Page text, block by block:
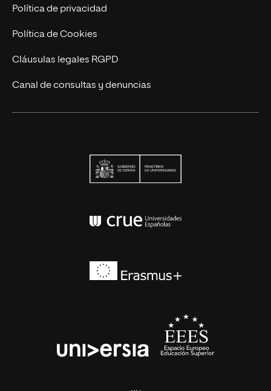
Contacto
Política de privacidad
Política de Cookies
Cláusulas legales RGPD
Canal de consultas y denuncias
Conferencia de
universia